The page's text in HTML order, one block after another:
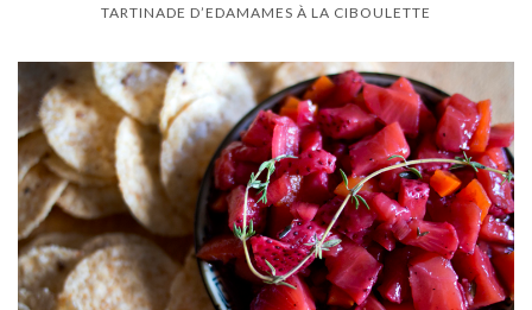
TARTINADE D’EDAMAMES À LA CIBOULETTE